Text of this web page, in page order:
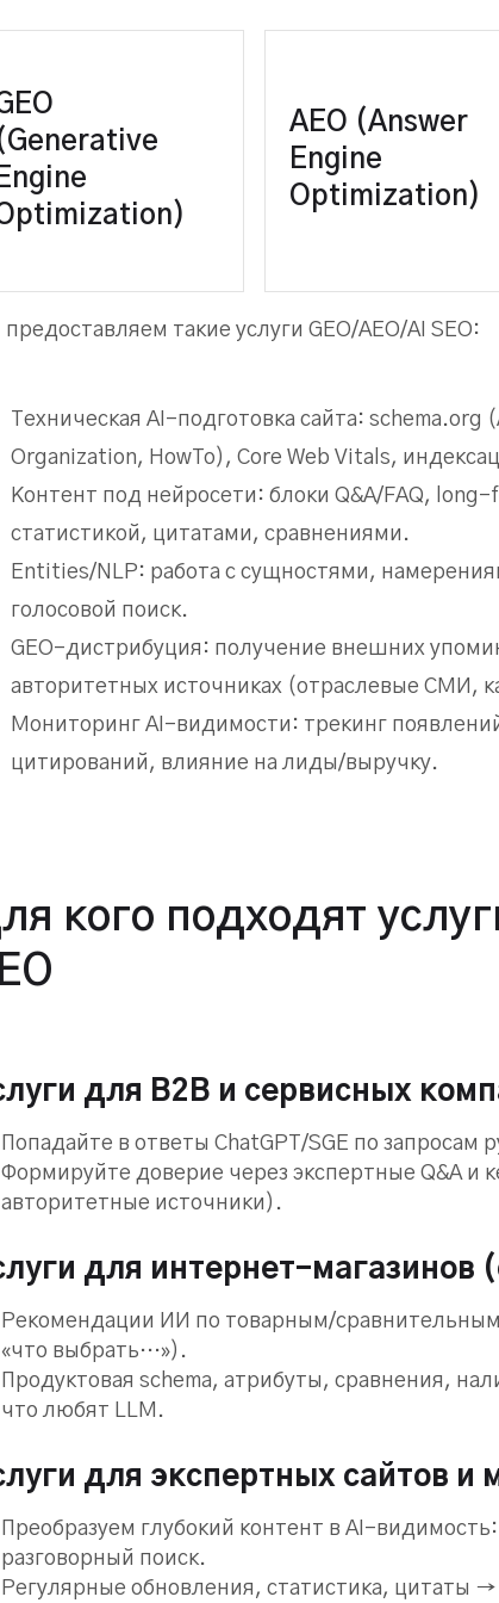
Усиление цитируемости
(GEO) в генеративных
ответах (упоминания
«According to…»).
AEO (Answer
Engine
Optimization)
Форматирование
(Q&A/FAQ, AEO), чтобы
нейросети выбирали ваш
как источник.
такие услуги GEO/AEO/AI SEO:
Техническая AI-подготовка сайта: schema.org
Organization, HowTo), Core Web Vitals,
Контент под нейросети: блоки Q&A/FAQ, long-
статистикой, цитатами, сравнениями.
Entities/NLP: работа с сущностями,
голосовой поиск.
GEO-дистрибуция: получение внешних
авторитетных источниках (отраслевые СМИ,
Мониторинг AI-видимости: трекинг
цитирований, влияние на лиды/выручку.
кого подходят
для B2B и сервисных
Попадайте в ответы ChatGPT/SGE по запросам
Формируйте доверие через экспертные Q&A и
авторитетные источники).
для интернет-магазинов
Рекомендации ИИ по товарным/
«что выбрать…»).
Продуктовая schema, атрибуты, сравнения,
что любят LLM.
для экспертных сайтов и
Преобразуем глубокий контент в AI-
разговорный поиск.
Регулярные обновления, статистика, цитаты